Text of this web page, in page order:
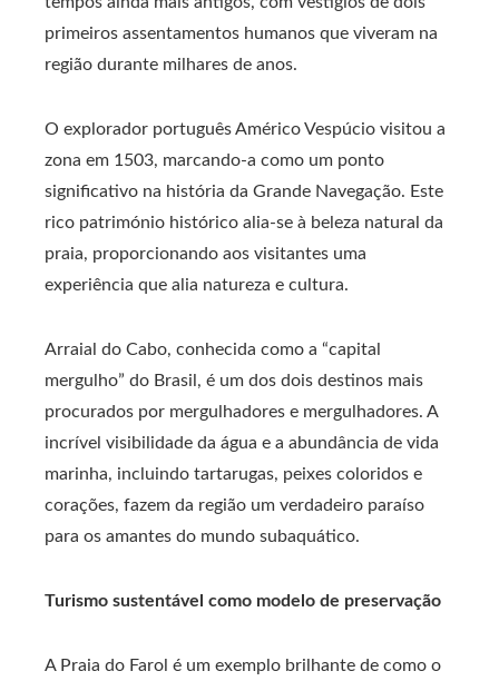
primeiros assentamentos humanos que viveram na
região durante milhares de anos.
O explorador português Américo Vespúcio visitou a
zona em 1503, marcando-a como um ponto
significativo na história da Grande Navegação. Este
rico património histórico alia-se à beleza natural da
praia, proporcionando aos visitantes uma
experiência que alia natureza e cultura.
Arraial do Cabo, conhecida como a “capital
mergulho” do Brasil, é um dos dois destinos mais
procurados por mergulhadores e mergulhadores. A
incrível visibilidade da água e a abundância de vida
marinha, incluindo tartarugas, peixes coloridos e
corações, fazem da região um verdadeiro paraíso
para os amantes do mundo subaquático.
Turismo sustentável como modelo de preservação
A Praia do Farol é um exemplo brilhante de como o